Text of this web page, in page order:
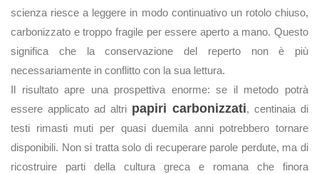
scienza riesce a leggere in modo continuativo un rotolo chiuso,
carbonizzato e troppo fragile per essere aperto a mano. Questo
significa che la conservazione del reperto non è più
necessariamente in conflitto con la sua lettura.
Il risultato apre una prospettiva enorme: se il metodo potrà
essere applicato ad altri papiri carbonizzati, centinaia di
testi rimasti muti per quasi duemila anni potrebbero tornare
disponibili. Non si tratta solo di recuperare parole perdute, ma di
ricostruire parti della cultura greca e romana che finora